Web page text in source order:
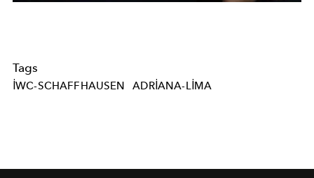
Tags
IWC-SCHAFFHAUSEN ADRIANA-LIMA